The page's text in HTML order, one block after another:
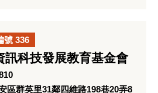
號 336
訊科技發展教育基金會
區群英里31鄰四維路198巷20弄8